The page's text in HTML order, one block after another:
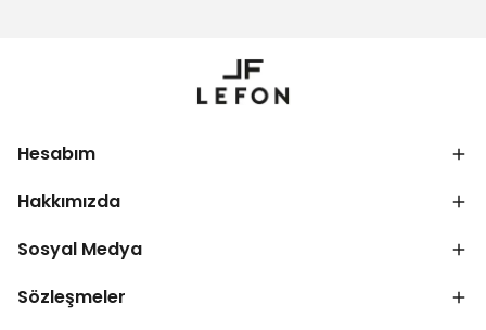
Hesabım
Hakkımızda
Sosyal Medya
Sözleşmeler